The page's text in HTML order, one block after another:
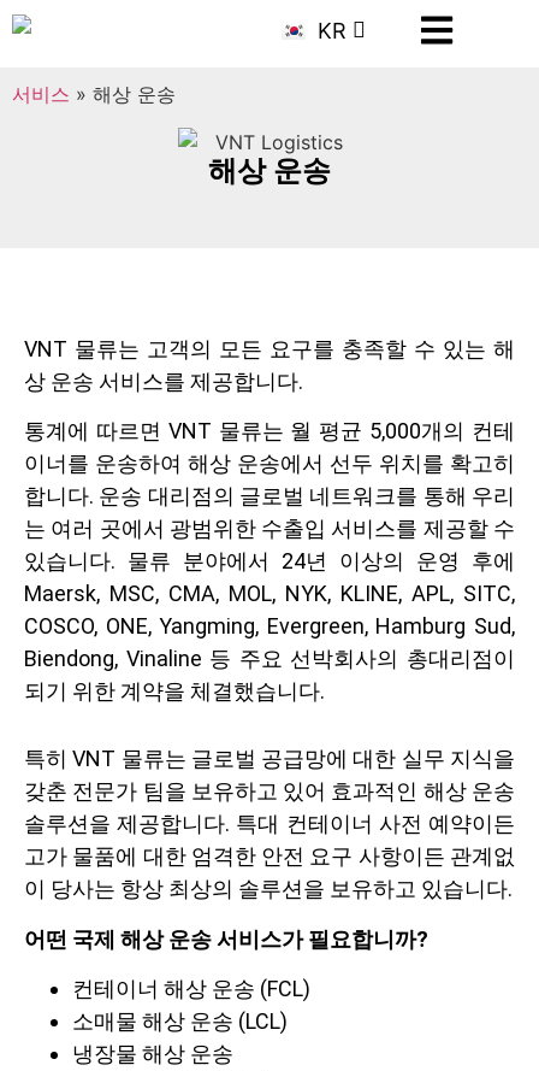
KR
CN
서비스 » 해상 운송
해상 운송
VNT 물류는 고객의 모든 요구를 충족할 수 있는 해
상 운송 서비스를 제공합니다.
통계에 따르면 VNT 물류는 월 평균 5,000개의 컨테
이너를 운송하여 해상 운송에서 선두 위치를 확고히
합니다. 운송 대리점의 글로벌 네트워크를 통해 우리
는 여러 곳에서 광범위한 수출입 서비스를 제공할 수
있습니다. 물류 분야에서 24년 이상의 운영 후에
Maersk, MSC, CMA, MOL, NYK, KLINE, APL, SITC,
COSCO, ONE, Yangming, Evergreen, Hamburg Sud,
Biendong, Vinaline 등 주요 선박회사의 총대리점이
되기 위한 계약을 체결했습니다.
특히 VNT 물류는 글로벌 공급망에 대한 실무 지식을
갖춘 전문가 팀을 보유하고 있어 효과적인 해상 운송
솔루션을 제공합니다. 특대 컨테이너 사전 예약이든
고가 물품에 대한 엄격한 안전 요구 사항이든 관계없
이 당사는 항상 최상의 솔루션을 보유하고 있습니다.
어떤 국제 해상 운송 서비스가 필요합니까?
컨테이너 해상 운송 (FCL)
소매물 해상 운송 (LCL)
냉장물 해상 운송